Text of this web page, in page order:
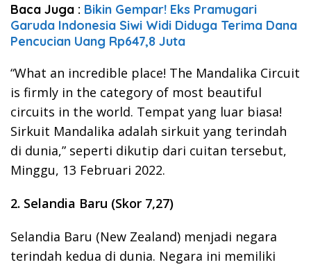
Baca Juga : Bikin Gempar! Eks Pramugari
Garuda Indonesia Siwi Widi Diduga Terima Dana
Pencucian Uang Rp647,8 Juta
“What an incredible place! The Mandalika Circuit
is firmly in the category of most beautiful
circuits in the world. Tempat yang luar biasa!
Sirkuit Mandalika adalah sirkuit yang terindah
di dunia,” seperti dikutip dari cuitan tersebut,
Minggu, 13 Februari 2022.
2. Selandia Baru (Skor 7,27)
Selandia Baru (New Zealand) menjadi negara
terindah kedua di dunia. Negara ini memiliki